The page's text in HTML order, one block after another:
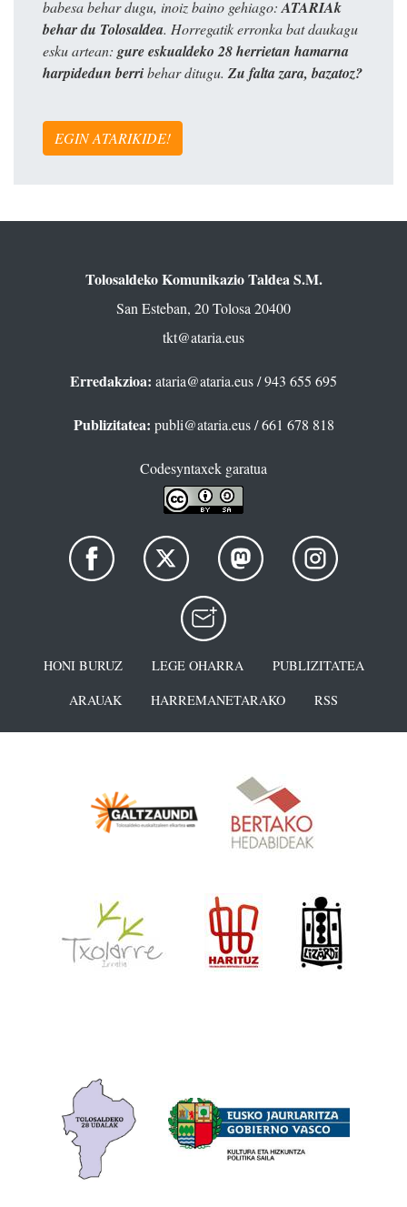
babesa behar dugu, inoiz baino gehiago: ATARIAk
behar du Tolosaldea. Horregatik erronka bat daukagu
esku artean: gure eskualdeko 28 herrietan hamarna
harpidedun berribehar ditugu. Zu falta zara, bazatoz?
EGIN ATARIKIDE!
Tolosaldeko Komunikazio Taldea S.M.
San Esteban, 20 Tolosa 20400
tkt@ataria.eus
Erredakzioa: ataria@ataria.eus/ 943 655 695
Publizitatea: publi@ataria.eus/ 661 678 818
Codesyntaxek garatua
HONI BURUZ LEGE OHARRA
PUBLIZITATEA
ARAUAK
HARREMANETARAKO RSS